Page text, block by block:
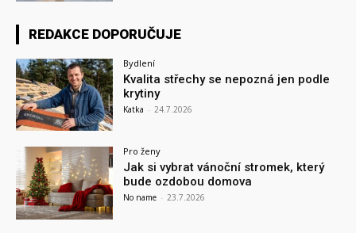
REDAKCE DOPORUČUJE
Bydlení
Kvalita střechy se nepozná jen podle
krytiny
Katka - 24.7.2026
Pro ženy
Jak si vybrat vánoční stromek, který
bude ozdobou domova
No name - 23.7.2026